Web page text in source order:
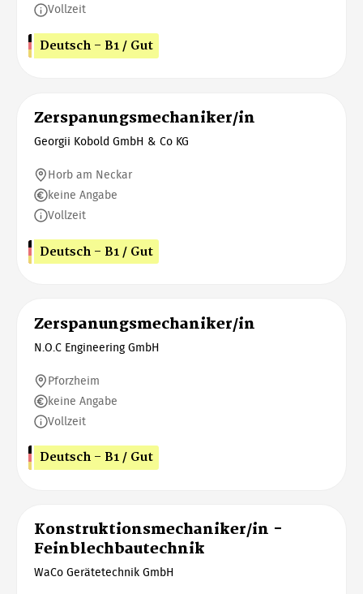
Vollzeit
Deutsch - B1 / Gut
Zerspanungsmechaniker/in
Georgii Kobold GmbH & Co KG
Horb am Neckar
keine Angabe
Vollzeit
Deutsch - B1 / Gut
Zerspanungsmechaniker/in
N.O.C Engineering GmbH
Pforzheim
keine Angabe
Vollzeit
Deutsch - B1 / Gut
Konstruktionsmechaniker/in -
Feinblechbautechnik
WaCo Gerätetechnik GmbH